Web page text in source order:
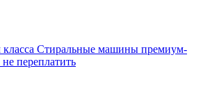
Стиральные машины премиум-
переплатить